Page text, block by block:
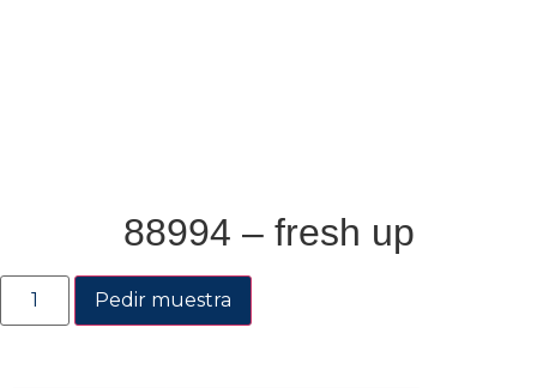
88994 – fresh up
Pedir muestra